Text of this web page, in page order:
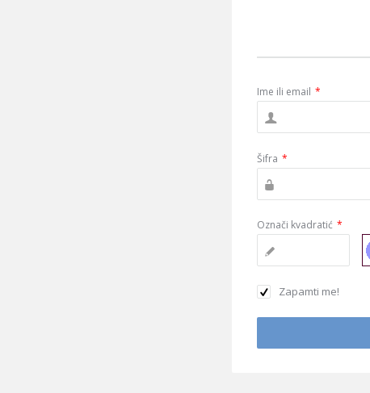
Ime ili email *
Šifra *
Označi kvadratić *
Zapamti me!